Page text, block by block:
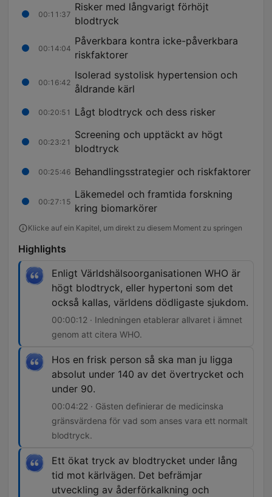
00:11:37
Risker med långvarigt förhöjt
blodtryck
00:14:04
Påverkbara kontra icke-påverkbara
riskfaktorer
00:16:42
Isolerad systolisk hypertension och
åldrande kärl
00:20:51 Lågt blodtryck och dess risker
00:23:21
Screening och upptäckt av högt
blodtryck
00:25:46 Behandlingsstrategier och riskfaktorer
00:27:15
Läkemedel och framtida forskning
kring biomarkörer
Klicke auf ein Kapitel, um direkt zu diesem Moment zu springen
Highlights
Enligt Världshälsoorganisationen WHO är
högt blodtryck, eller hypertoni som det
också kallas, världens dödligaste sjukdom.
00:00:12 · Inledningen etablerar allvaret i ämnet
genom att citera WHO.
Hos en frisk person så ska man ju ligga
absolut under 140 av det övertrycket och
under 90.
00:04:22 · Gästen definierar de medicinska
gränsvärdena för vad som anses vara ett normalt
blodtryck.
Ett ökat tryck av blodtrycket under lång
tid mot kärlvägen. Det befrämjar
utveckling av åderförkalkning och